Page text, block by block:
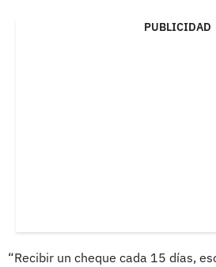
PUBLICIDAD
“Recibir un cheque cada 15 días,